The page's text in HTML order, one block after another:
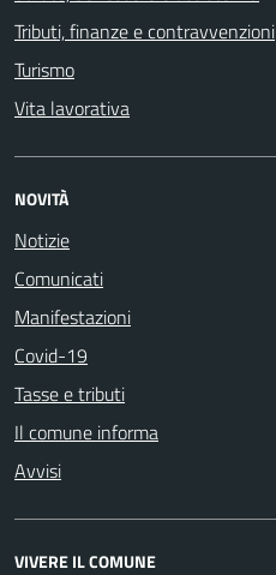
Tributi, finanze e contravvenzioni
Turismo
Vita lavorativa
NOVITÀ
Notizie
Comunicati
Manifestazioni
Covid-19
Tasse e tributi
Il comune informa
Avvisi
VIVERE IL COMUNE